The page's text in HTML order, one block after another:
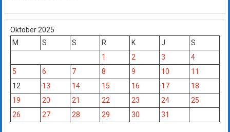
Oktober 2025
M
S S R K J
S
1
2 3
4
5
6 7 8 9 10
11
12
13 14 15 16 17
18
19
20 21 22 23 24
25
26
27 28 29 30 31